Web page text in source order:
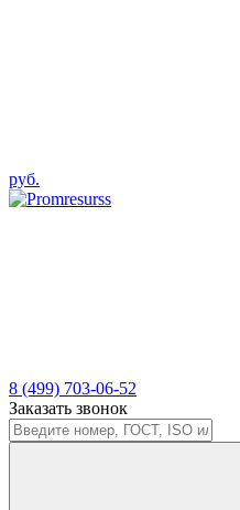
руб.
8 (499) 703-06-52
Заказать звонок